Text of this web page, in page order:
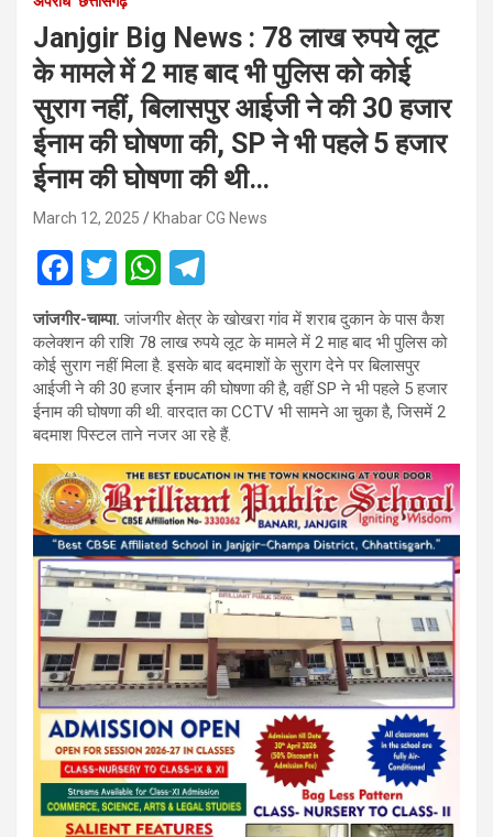
Janjgir Big News : 78 लाख रुपये लूट
के मामले में 2 माह बाद भी पुलिस को कोई
सुराग नहीं, बिलासपुर आईजी ने की 30 हजार
ईनाम की घोषणा की, SP ने भी पहले 5 हजार
ईनाम की घोषणा की थी…
March 12, 2025 Khabar CG News
F
a
ce
b
o
o
k
T
wi
tt
er
W
h
at
s
A
p
p
el
e
gr
a
m
जांजगीर-चाम्पा. जांजगीर क्षेत्र के खोखरा गांव में शराब दुकान के पास कैश
कलेक्शन की राशि 78 लाख रुपये लूट के मामले में 2 माह बाद भी पुलिस को
कोई सुराग नहीं मिला है. इसके बाद बदमाशों के सुराग देने पर बिलासपुर
आईजी ने की 30 हजार ईनाम की घोषणा की है, वहीं SP ने भी पहले 5 हजार
ईनाम की घोषणा की थी. वारदात का CCTV भी सामने आ चुका है, जिसमें 2
बदमाश पिस्टल ताने नजर आ रहे हैं.